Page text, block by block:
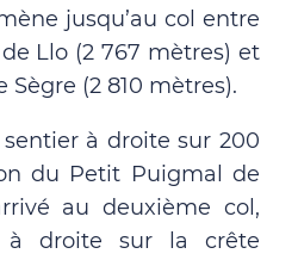
jusqu’au col entre
Llo (2 767 mètres) et
(2 810 mètres).
à droite sur 200
du Petit Puigmal de
au deuxième col,
à droite sur la crête